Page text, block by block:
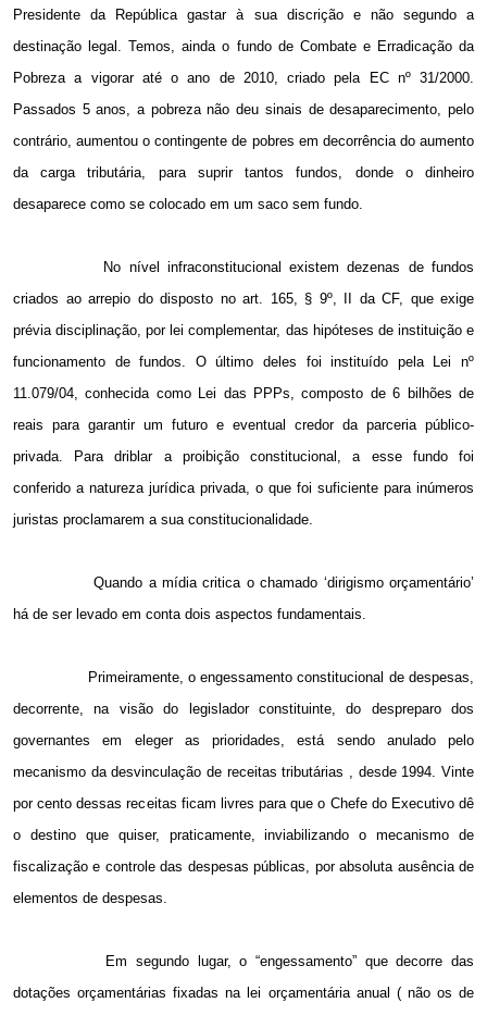
Presidente da República gastar à sua discrição e não segundo a
destinação legal. Temos, ainda o fundo de Combate e Erradicação da
Pobreza a vigorar até o ano de 2010, criado pela EC nº 31/2000.
Passados 5 anos, a pobreza não deu sinais de desaparecimento, pelo
contrário, aumentou o contingente de pobres em decorrência do aumento
da carga tributária, para suprir tantos fundos, donde o dinheiro
desaparece como se colocado em um saco sem fundo.
No nível infraconstitucional existem dezenas de fundos
criados ao arrepio do disposto no art. 165, § 9º, II da CF, que exige
prévia disciplinação, por lei complementar, das hipóteses de instituição e
funcionamento de fundos. O último deles foi instituído pela Lei nº
11.079/04, conhecida como Lei das PPPs, composto de 6 bilhões de
reais para garantir um futuro e eventual credor da parceria público-
privada. Para driblar a proibição constitucional, a esse fundo foi
conferido a natureza jurídica privada, o que foi suficiente para inúmeros
juristas proclamarem a sua constitucionalidade.
Quando a mídia critica o chamado ‘dirigismo orçamentário’
há de ser levado em conta dois aspectos fundamentais.
Primeiramente, o engessamento constitucional de despesas,
decorrente, na visão do legislador constituinte, do despreparo dos
governantes em eleger as prioridades, está sendo anulado pelo
mecanismo da desvinculação de receitas tributárias , desde 1994. Vinte
por cento dessas receitas ficam livres para que o Chefe do Executivo dê
o destino que quiser, praticamente, inviabilizando o mecanismo de
fiscalização e controle das despesas públicas, por absoluta ausência de
elementos de despesas.
Em segundo lugar, o “engessamento” que decorre das
dotações orçamentárias fixadas na lei orçamentária anual ( não os de